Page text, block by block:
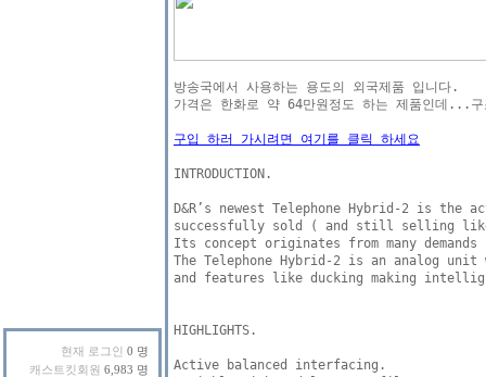
현재 로그인 0 명
캐스트킷회원 6,983 명
방송국에서 사용하는 용도의 외국제품 입니다.
가격은 한화로 약 64만원정도 하는 제품인데...
구입 하러 가시려면 여기를 클릭 하세요
INTRODUCTION.
D&R’s newest Telephone Hybrid-2 is
successfully sold ( and still selling
Its concept originates from many
The Telephone Hybrid-2 is an analog
and features like ducking making
HIGHLIGHTS.
Active balanced interfacing.